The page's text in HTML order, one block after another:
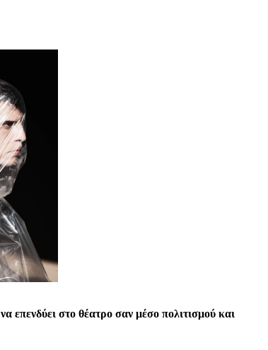
επενδύει στο θέατρο σαν μέσο πολιτισμού και